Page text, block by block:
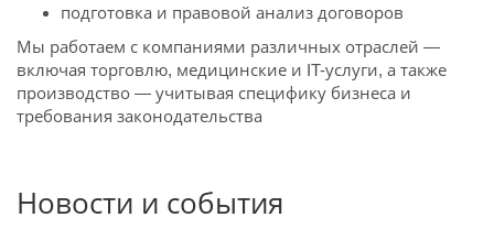
подготовка и правовой анализ договоров
Мы работаем с компаниями различных отраслей —
включая торговлю, медицинские и IT-услуги, а также
производство — учитывая специфику бизнеса и
требования законодательства
Новости и события